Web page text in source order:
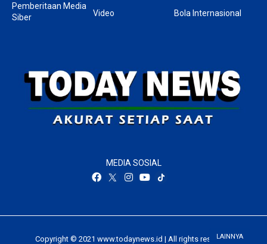
LAINNYA
Pemberitaan Media
Siber
Video
Bola Internasional
MEDIA SOSIAL
Copyright © 2021 www.todaynews.id | All rights reserved.